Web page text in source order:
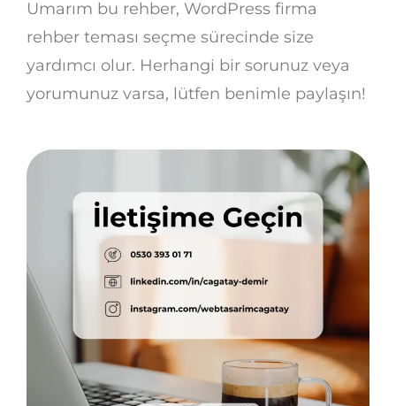
Umarım bu rehber, WordPress firma
rehber teması seçme sürecinde size
yardımcı olur. Herhangi bir sorunuz veya
yorumunuz varsa, lütfen benimle paylaşın!